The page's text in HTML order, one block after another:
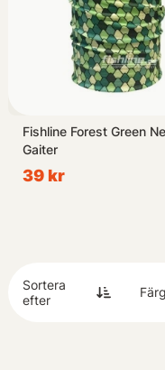
genom vår e-
Fishline Forest Green
Gaiter
39 kr
Sortera
efter
Färg